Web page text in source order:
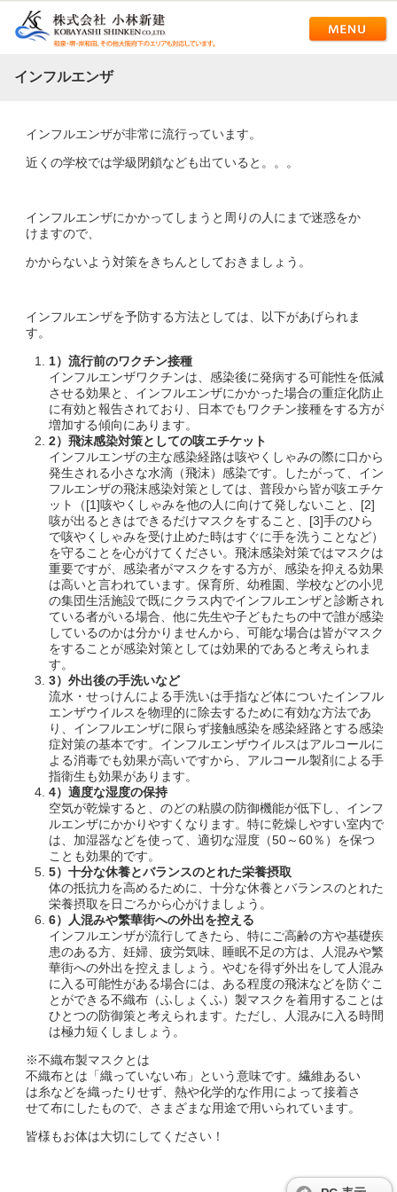
インフルエンザ
インフルエンザが非常に流行っています。
近くの学校では学級閉鎖なども出ていると。。。
インフルエンザにかかってしまうと周りの人にまで迷惑をか
けますので、
かからないよう対策をきちんとしておきましょう。
インフルエンザを予防する方法としては、以下があげられま
す。
1）流行前のワクチン接種
インフルエンザワクチンは、感染後に発病する可能性を低減
させる効果と、インフルエンザにかかった場合の重症化防止
に有効と報告されており、日本でもワクチン接種をする方が
増加する傾向にあります。
2）飛沫感染対策としての咳エチケット
インフルエンザの主な感染経路は咳やくしゃみの際に口から
発生される小さな水滴（飛沫）感染です。したがって、イン
フルエンザの飛沫感染対策としては、普段から皆が咳エチケ
ット（[1]咳やくしゃみを他の人に向けて発しないこと、[2]
咳が出るときはできるだけマスクをすること、[3]手のひら
で咳やくしゃみを受け止めた時はすぐに手を洗うことなど）
を守ることを心がけてください。飛沫感染対策ではマスクは
重要ですが、感染者がマスクをする方が、感染を抑える効果
は高いと言われています。保育所、幼稚園、学校などの小児
の集団生活施設で既にクラス内でインフルエンザと診断され
ている者がいる場合、他に先生や子どもたちの中で誰が感染
しているのかは分かりませんから、可能な場合は皆がマスク
をすることが感染対策としては効果的であると考えられま
す。
3）外出後の手洗いなど
流水・せっけんによる手洗いは手指など体についたインフル
エンザウイルスを物理的に除去するために有効な方法であ
り、インフルエンザに限らず接触感染を感染経路とする感染
症対策の基本です。インフルエンザウイルスはアルコールに
よる消毒でも効果が高いですから、アルコール製剤による手
指衛生も効果があります。
4）適度な湿度の保持
空気が乾燥すると、のどの粘膜の防御機能が低下し、インフ
ルエンザにかかりやすくなります。特に乾燥しやすい室内で
は、加湿器などを使って、適切な湿度（50～60％）を保つ
ことも効果的です。
5）十分な休養とバランスのとれた栄養摂取
体の抵抗力を高めるために、十分な休養とバランスのとれた
栄養摂取を日ごろから心がけましょう。
6）人混みや繁華街への外出を控える
インフルエンザが流行してきたら、特にご高齢の方や基礎疾
患のある方、妊婦、疲労気味、睡眠不足の方は、人混みや繁
華街への外出を控えましょう。やむを得ず外出をして人混み
に入る可能性がある場合には、ある程度の飛沫などを防ぐこ
とができる不織布（ふしょくふ）製マスクを着用することは
ひとつの防御策と考えられます。ただし、人混みに入る時間
は極力短くしましょう。
※不織布製マスクとは
不織布とは「織っていない布」という意味です。繊維あるい
は糸などを織ったりせず、熱や化学的な作用によって接着さ
せて布にしたもので、さまざまな用途で用いられています。
皆様もお体は大切にしてください！